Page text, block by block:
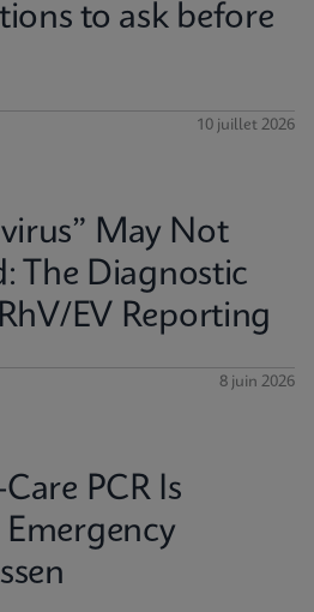
to ask before
10 juillet 2026
May Not
The Diagnostic
EV Reporting
8 juin 2026
PCR Is